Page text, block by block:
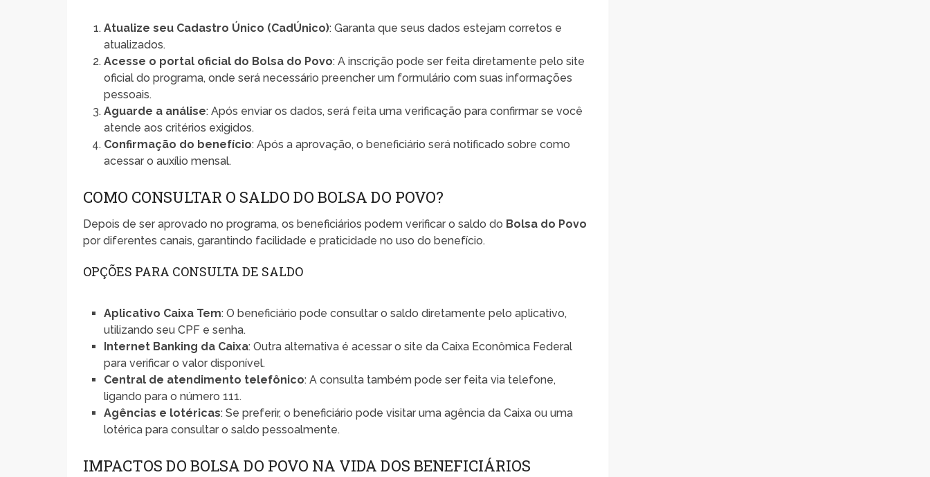
Atualize seu Cadastro Único (CadÚnico): Garanta que seus dados estejam corretos e
atualizados.
Acesse o portal oficial do Bolsa do Povo: A inscrição pode ser feita diretamente pelo site
oficial do programa, onde será necessário preencher um formulário com suas informações
pessoais.
Aguarde a análise: Após enviar os dados, será feita uma verificação para confirmar se você
atende aos critérios exigidos.
Confirmação do benefício: Após a aprovação, o beneficiário será notificado sobre como
acessar o auxílio mensal.
COMO CONSULTAR O SALDO DO BOLSA DO POVO?
Depois de ser aprovado no programa, os beneficiários podem verificar o saldo do Bolsa do Povo
por diferentes canais, garantindo facilidade e praticidade no uso do benefício.
OPÇÕES PARA CONSULTA DE SALDO
Aplicativo Caixa Tem: O beneficiário pode consultar o saldo diretamente pelo aplicativo,
utilizando seu CPF e senha.
Internet Banking da Caixa: Outra alternativa é acessar o site da Caixa Econômica Federal
para verificar o valor disponível.
Central de atendimento telefônico: A consulta também pode ser feita via telefone,
ligando para o número 111.
Agências e lotéricas: Se preferir, o beneficiário pode visitar uma agência da Caixa ou uma
lotérica para consultar o saldo pessoalmente.
IMPACTOS DO BOLSA DO POVO NA VIDA DOS BENEFICIÁRIOS